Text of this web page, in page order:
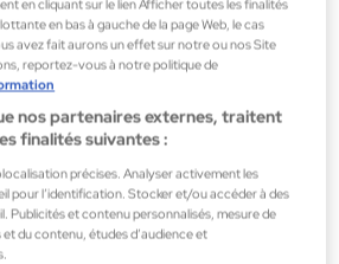
en bas à gauche de la page Web, le cas
avez fait aurons un effet sur notre ou nos Site
reportez-vous à notre politique de
nos partenaires externes, traitent
finalités suivantes :
précises. Analyser activement les
pour l’identification. Stocker et/ou accéder à des
Publicités et contenu personnalisés, mesure de
du contenu, études d’audience et